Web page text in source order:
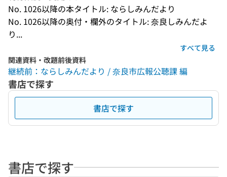
No. 1026以降の本タイトル: ならしみんだより
No. 1026以降の奥付・欄外のタイトル: 奈良しみんだよ
り...
すべて見る
関連資料・改題前後資料
継続前：ならしみんだより / 奈良市広報公聴課 編
書店で探す
書店で探す
書店で探す